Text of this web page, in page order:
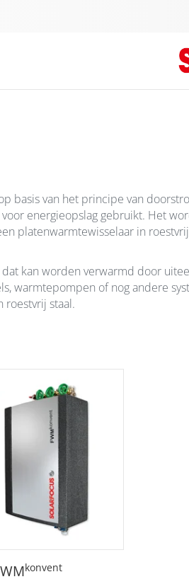
basis van het principe van
energieopslag gebruikt. Het
platenwarmtewisselaar in
kan worden verwarmd door
warmtepompen of nog andere
roestvrij staal.
konvent